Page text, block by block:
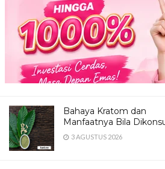
Bahaya Kratom dan
Manfaatnya Bila
3 AGUSTUS 2026